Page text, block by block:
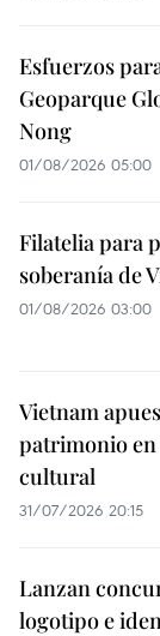
Esfuerzos
Geoparque
Nong
01/08/2026 05:00
Filatelia para
soberanía de
01/08/2026 03:00
Vietnam
patrimonio
cultural
31/07/2026 20:15
Lanzan
logotipo e